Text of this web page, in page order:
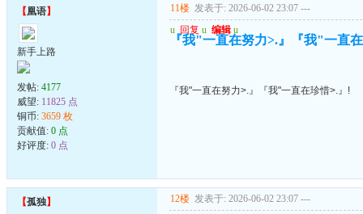
【凰语】
新手上路
发帖: 4177
威望: 11825 点
铜币: 3659 枚
贡献值: 0 点
好评度: 0 点
11楼 发表于: 2026-06-02 23:07 ---
u 回复 u 编辑 u
『我"一直在努力>.』『我"一直
『我"一直在努力>.』『我"一直在珍惜>.』!
【孤独】 12楼 发表于: 2026-06-02 23:07 ---